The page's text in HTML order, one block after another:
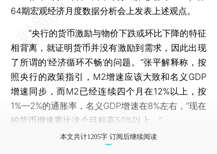
64期宏观经济月度数据分析会上发表上述观点。
“央行的货币激励与物价下跌或环比下降的特征
相背离，就证明货币并没有激励到需求，因此出现
了所谓的‘经济循环不畅’的问题。”张平解释称，按
照央行的政策指引，M2增速应该大致和名义GDP
增速同步，而M2已经连续四个月在12%以上，按
1%—2%的通胀率，名义GDP增速在8%左右，“现在
的货币增速要比这个目标高50%以上。”
本文共计1205字 订阅后继续阅读